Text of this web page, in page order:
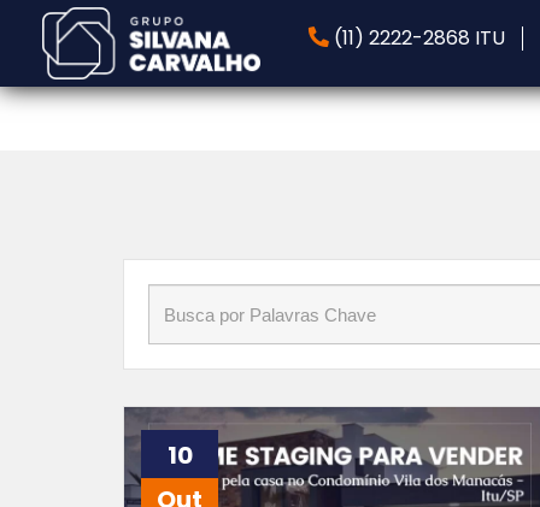
(11) 2222-2868 ITU
Início»Blog»
10
Out